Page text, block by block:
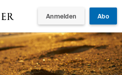
Anmelden Abo